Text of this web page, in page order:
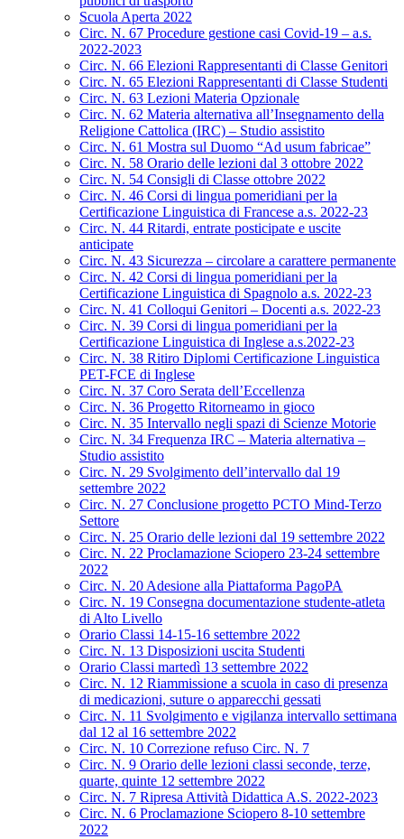
Scuola Aperta 2022
Circ. N. 67 Procedure gestione casi Covid-19 – a.s.
2022-2023
Circ. N. 66 Elezioni Rappresentanti di Classe Genitori
Circ. N. 65 Elezioni Rappresentanti di Classe Studenti
Circ. N. 63 Lezioni Materia Opzionale
Circ. N. 62 Materia alternativa all’Insegnamento della
Religione Cattolica (IRC) – Studio assistito
Circ. N. 61 Mostra sul Duomo “Ad usum fabricae”
Circ. N. 58 Orario delle lezioni dal 3 ottobre 2022
Circ. N. 54 Consigli di Classe ottobre 2022
Circ. N. 46 Corsi di lingua pomeridiani per la
Certificazione Linguistica di Francese a.s. 2022-23
Circ. N. 44 Ritardi, entrate posticipate e uscite
anticipate
Circ. N. 43 Sicurezza – circolare a carattere permanente
Circ. N. 42 Corsi di lingua pomeridiani per la
Certificazione Linguistica di Spagnolo a.s. 2022-23
Circ. N. 41 Colloqui Genitori – Docenti a.s. 2022-23
Circ. N. 39 Corsi di lingua pomeridiani per la
Certificazione Linguistica di Inglese a.s.2022-23
Circ. N. 38 Ritiro Diplomi Certificazione Linguistica
PET-FCE di Inglese
Circ. N. 37 Coro Serata dell’Eccellenza
Circ. N. 36 Progetto Ritorneamo in gioco
Circ. N. 35 Intervallo negli spazi di Scienze Motorie
Circ. N. 34 Frequenza IRC – Materia alternativa –
Studio assistito
Circ. N. 29 Svolgimento dell’intervallo dal 19
settembre 2022
Circ. N. 27 Conclusione progetto PCTO Mind-Terzo
Settore
Circ. N. 25 Orario delle lezioni dal 19 settembre 2022
Circ. N. 22 Proclamazione Sciopero 23-24 settembre
2022
Circ. N. 20 Adesione alla Piattaforma PagoPA
Circ. N. 19 Consegna documentazione studente-atleta
di Alto Livello
Orario Classi 14-15-16 settembre 2022
Circ. N. 13 Disposizioni uscita Studenti
Orario Classi martedì 13 settembre 2022
Circ. N. 12 Riammissione a scuola in caso di presenza
di medicazioni, suture o apparecchi gessati
Circ. N. 11 Svolgimento e vigilanza intervallo settimana
dal 12 al 16 settembre 2022
Circ. N. 10 Correzione refuso Circ. N. 7
Circ. N. 9 Orario delle lezioni classi seconde, terze,
quarte, quinte 12 settembre 2022
Circ. N. 7 Ripresa Attività Didattica A.S. 2022-2023
Circ. N. 6 Proclamazione Sciopero 8-10 settembre
2022